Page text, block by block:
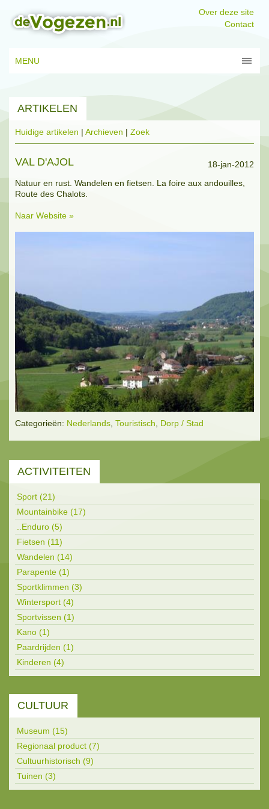
Over deze site
Contact
MENU
ARTIKELEN
Huidige artikelen | Archieven | Zoek
VAL D'AJOL
18-jan-2012
Natuur en rust. Wandelen en fietsen. La foire aux andouilles,
Route des Chalots.
Naar Website »
Categorieën: Nederlands Touristisch Dorp / Stad
ACTIVITEITEN
Sport (21)
Mountainbike (17)
..Enduro (5)
Fietsen (11)
Wandelen (14)
Parapente (1)
Sportklimmen (3)
Wintersport (4)
Sportvissen (1)
Kano (1)
Paardrijden (1)
Kinderen (4)
CULTUUR
Museum (15)
Regionaal product (7)
Cultuurhistorisch (9)
Tuinen (3)